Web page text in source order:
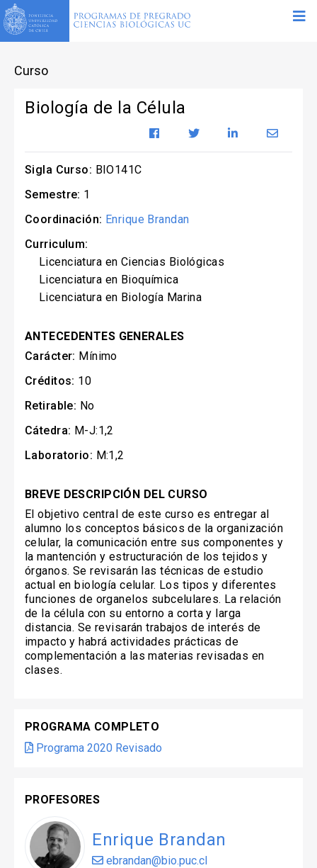
Curso
Biología de la Célula
Sigla Curso: BIO141C
Semestre: 1
Coordinación: Enrique Brandan
Curriculum:
Licenciatura en Ciencias Biológicas
Licenciatura en Bioquímica
Licenciatura en Biología Marina
ANTECEDENTES GENERALES
Carácter: Mínimo
Créditos: 10
Retirable: No
Cátedra: M-J:1,2
Laboratorio: M:1,2
BREVE DESCRIPCIÓN DEL CURSO
El objetivo central de este curso es entregar al
alumno los conceptos básicos de la organización
celular, la comunicación entre sus componentes y
la mantención y estructuración de los tejidos y
órganos. Se revisarán las técnicas de estudio
actual en biología celular. Los tipos y diferentes
funciones de organelos subcelulares. La relación
de la célula con su entorno a corta y larga
distancia. Se revisarán trabajos de interés de
impacto y habrá actividades prácticas de
complementación a las materias revisadas en
clases.
PROGRAMA COMPLETO
Programa 2020 Revisado
PROFESORES
Enrique Brandan
ebrandan@bio.puc.cl